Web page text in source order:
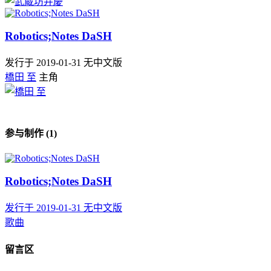
Robotics;Notes DaSH
发行于 2019-01-31 无中文版
橋田 至 主角
参与制作 (1)
Robotics;Notes DaSH
发行于 2019-01-31 无中文版
歌曲
留言区